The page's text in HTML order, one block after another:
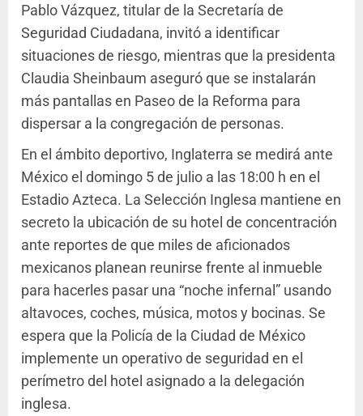
Pablo Vázquez, titular de la Secretaría de
Seguridad Ciudadana, invitó a identificar
situaciones de riesgo, mientras que la presidenta
Claudia Sheinbaum aseguró que se instalarán
más pantallas en Paseo de la Reforma para
dispersar a la congregación de personas.
En el ámbito deportivo, Inglaterra se medirá ante
México el domingo 5 de julio a las 18:00 h en el
Estadio Azteca. La Selección Inglesa mantiene en
secreto la ubicación de su hotel de concentración
ante reportes de que miles de aficionados
mexicanos planean reunirse frente al inmueble
para hacerles pasar una “noche infernal” usando
altavoces, coches, música, motos y bocinas. Se
espera que la Policía de la Ciudad de México
implemente un operativo de seguridad en el
perímetro del hotel asignado a la delegación
inglesa.